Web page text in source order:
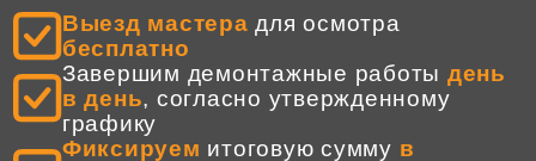
КОНТАКТЫ
Выезд мастера для осмотра
бесплатно
Завершим демонтажные работы день
в день, согласно утвержденному
графику
Фиксируем итоговую сумму в